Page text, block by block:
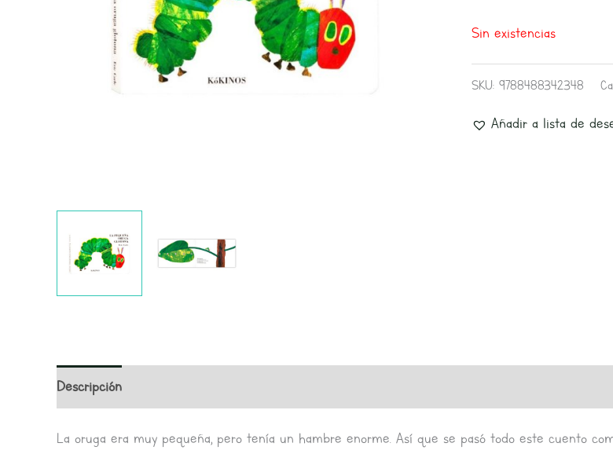
Sin existencias
SKU: 9788488342348
Añadir a lista de
Descripción
La oruga era muy pequeña, pero tenía un hambre enorme. Así que se pasó todo este cuento